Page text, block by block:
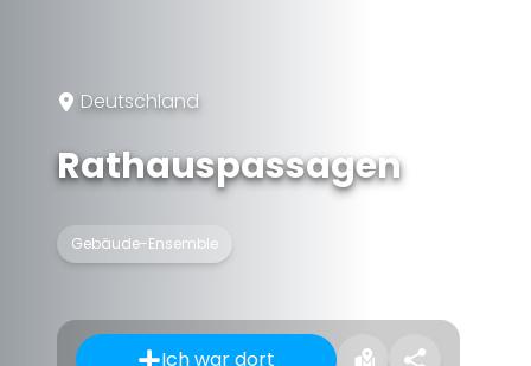
Deutschland
Rathauspassagen
Gebäude-Ensemble
Ich war dort